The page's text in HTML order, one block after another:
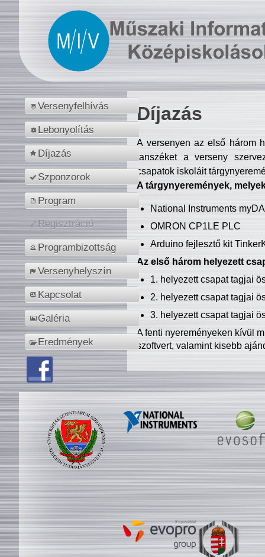
Versenyfelhívás
Lebonyolítás
Díjazás
Szponzorok
Program
Regisztráció
Programbizottság
Versenyhelyszín
Kapcsolat
Galéria
Eredmények
Díjazás
A versenyen az első három
tanszéket a verseny
csapatok iskoláit
A tárgynyeremények,
National Instruments
OMRON CP1LE PLC
Arduino fejlesztő kit
Az első három helyezett
1. helyezett csapat tagjai
2. helyezett csapat tagjai
3. helyezett csapat tagjai
A fenti nyereményeken kívül
szoftvert, valamint kisebb